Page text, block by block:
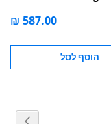
הוסף לסל